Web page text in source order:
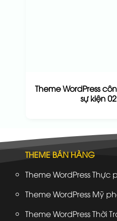
Theme WordPress
sự kiện 02
THEME BÁN HÀNG
Theme WordPress Thực
Theme WordPress Mỹ
Theme WordPress Thời